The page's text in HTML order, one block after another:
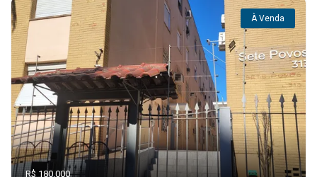
À Venda
R$ 180.000